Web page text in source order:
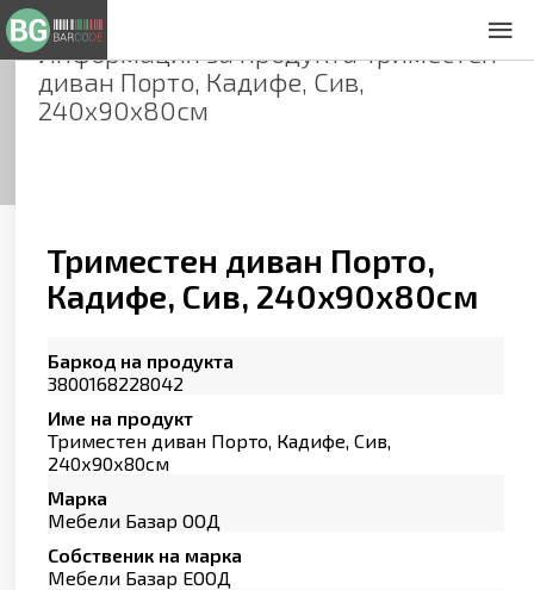
Информация за продуктаТриместен
диван Порто, Кадифе, Сив,
240х90х80см
Триместен диван Порто,
Кадифе, Сив, 240х90х80см
Баркод на продукта
3800168228042
Име на продукт
Триместен диван Порто, Кадифе, Сив,
240х90х80см
Марка
Мебели Базар ООД
Собственик на марка
Мебели Базар ЕООД
Общи условия
Декларация за проверителност